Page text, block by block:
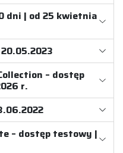
dni | od 25 kwietnia
– dostęp
r.
– dostęp testowy |